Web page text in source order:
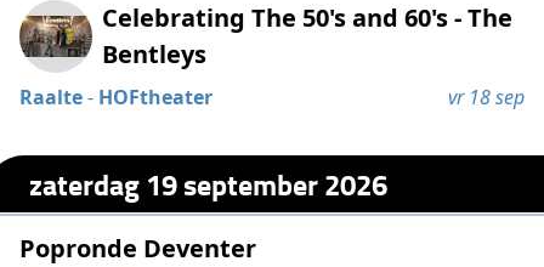
Celebrating The 50's and 60's - The
Bentleys
Raalte- HOFtheater vr 18 sep
zaterdag 19 september 2026
Popronde Deventer